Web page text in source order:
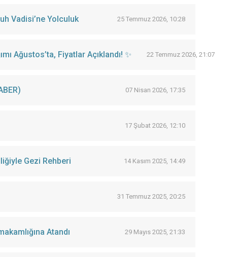
Vadisi’ne Yolculuk 25 Temmuz 2026, 10:28
Ağustos’ta, Fiyatlar Açıklandı! ✨ 22 Temmuz 2026, 21:07
07 Nisan 2026, 17:35
17 Şubat 2026, 12:10
Gezi Rehberi 14 Kasım 2025, 14:49
31 Temmuz 2025, 20:25
Atandı 29 Mayıs 2025, 21:33